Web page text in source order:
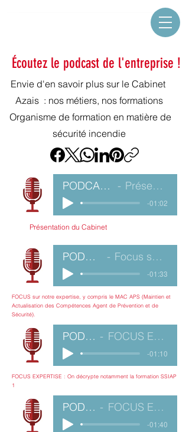
Écoutez le podcast de l'entreprise !
Envie d'en savoir plus sur le Cabinet
Azais : nos métiers, nos formations
Organisme de formation en matière de
sécurité incendie
PODCAST CABINET AZAIS n°1 Présentation du Cabinet AZAIS
-01:02
Présentation du Cabinet
PODCAST CABINET AZAIS n° 2 Focus sur notre expertise, y compris le MAC APS
-01:33
FOCUS sur notre expertise, y compris le MAC APS (Maintien et
Actualisation des Compétences Agent de Prévention et de
Sécurité).
PODCAST CABINET AZAIS n° 3 FOCUS EXPERTISE : On décrypte notamment la formation SSIAP 1
-01:10
FOCUS EXPERTISE : On décrypte notamment la formation SSIAP
1
PODCAST CABINET AZAIS n° 4 FOCUS EXPERTISE : On décrypte notamment la formation SSIAP 1
-01:40